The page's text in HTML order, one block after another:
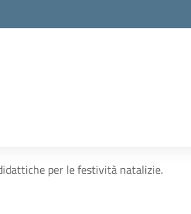
per le festività natalizie.